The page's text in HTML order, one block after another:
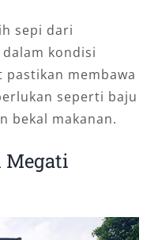
sepi dari
kondisi
pastikan membawa
seperti baju
bekal makanan.
Megati